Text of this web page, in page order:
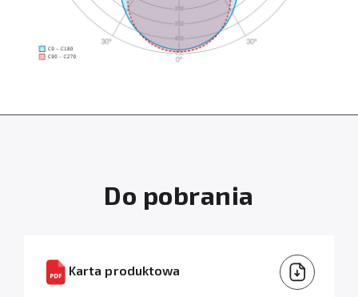
Do pobrania
Karta produktowa